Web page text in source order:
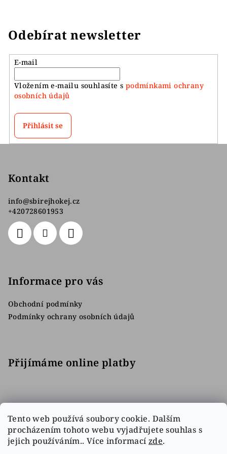
Tento web používá soubory cookie. Dalším
procházením tohoto webu vyjadřujete souhlas s
jejich používáním.. Více informací zde.
Odebírat newsletter
E-mail
Vložením e-mailu souhlasíte s podmínkami ochrany
osobních údajů
Přihlásit se
Kontakt
info@sbirejhokej.cz
+420728601953
Informace pro vás
Obchodní podmínky
Podmínky ochrany osobních údajů
Přijímáme online platby
Facebook